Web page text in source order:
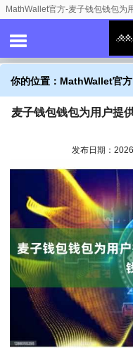
MathWallet官方-麦子钱包钱包为
你的位置： MathWallet官方
用户提供了安全可靠的支付
麦子钱包钱包为用户提
发布日期：